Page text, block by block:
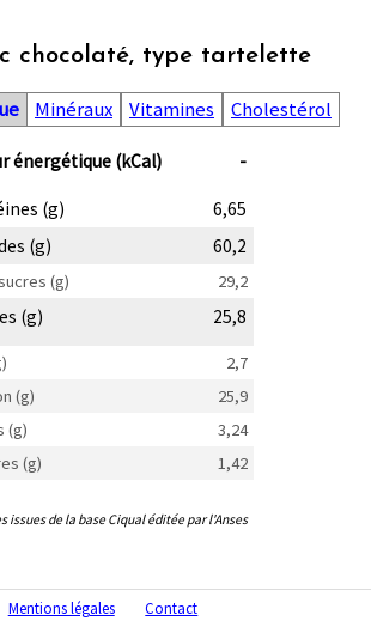
chocolaté, type tartelette
Minéraux Vitamines Cholestérol
énergétique (kCal) -
(g)
6,65
(g)
60,2
(g) 29,2
(g) 25,8
2,7
(g)
25,9
(g)
3,24
(g)
1,42
issues de la base Ciqual éditée par l'Anses
Mentions légales Contact